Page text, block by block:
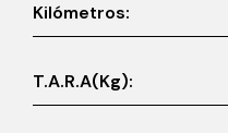
Kilómetros:
T.A.R.A(Kg):